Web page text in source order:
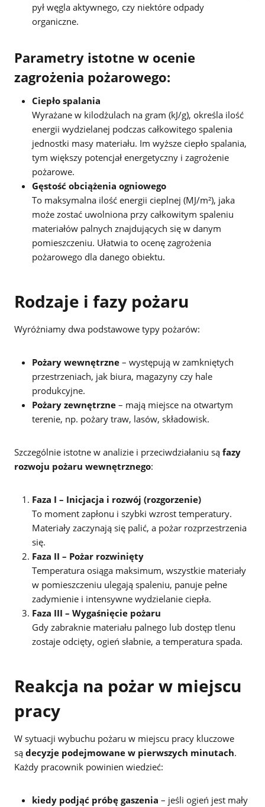
pył węgla aktywnego, czy niektóre odpady
organiczne.
Parametry istotne w ocenie
zagrożenia pożarowego:
Ciepło spalania
Wyrażane w kilodżulach na gram (kJ/g), określa ilość
energii wydzielanej podczas całkowitego spalenia
jednostki masy materiału. Im wyższe ciepło spalania,
tym większy potencjał energetyczny i zagrożenie
pożarowe.
Gęstość obciążenia ogniowego
To maksymalna ilość energii cieplnej (MJ/m²), jaka
może zostać uwolniona przy całkowitym spaleniu
materiałów palnych znajdujących się w danym
pomieszczeniu. Ułatwia to ocenę zagrożenia
pożarowego dla danego obiektu.
Rodzaje i fazy pożaru
Wyróżniamy dwa podstawowe typy pożarów:
Pożary wewnętrzne – występują w zamkniętych
przestrzeniach, jak biura, magazyny czy hale
produkcyjne.
Pożary zewnętrzne – mają miejsce na otwartym
terenie, np. pożary traw, lasów, składowisk.
Szczególnie istotne w analizie i przeciwdziałaniu są fazy
rozwoju pożaru wewnętrznego:
Faza I – Inicjacja i rozwój (rozgorzenie)
To moment zapłonu i szybki wzrost temperatury.
Materiały zaczynają się palić, a pożar rozprzestrzenia
się.
Faza II – Pożar rozwinięty
Temperatura osiąga maksimum, wszystkie materiały
w pomieszczeniu ulegają spaleniu, panuje pełne
zadymienie i intensywne wydzielanie ciepła.
Faza III – Wygaśnięcie pożaru
Gdy zabraknie materiału palnego lub dostęp tlenu
zostaje odcięty, ogień słabnie, a temperatura spada.
Reakcja na pożar w miejscu
pracy
W sytuacji wybuchu pożaru w miejscu pracy kluczowe
są decyzje podejmowane w pierwszych minutach.
Każdy pracownik powinien wiedzieć:
kiedy podjąć próbę gaszenia – jeśli ogień jest mały